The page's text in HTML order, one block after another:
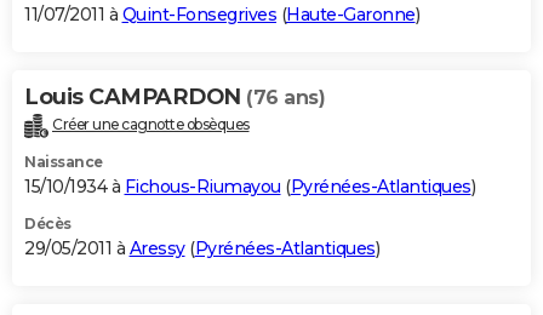
11/07/2011 à Quint-Fonsegrives (Haute-Garonne)
Louis CAMPARDON (76 ans)
Créer une cagnotte obsèques
Naissance
15/10/1934 à Fichous-Riumayou (Pyrénées-Atlantiques)
Décès
29/05/2011 à Aressy(Pyrénées-Atlantiques)